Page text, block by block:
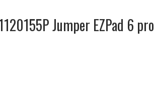
Jumper EZPad 6 pro